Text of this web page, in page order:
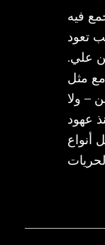
فيه
تعود
علي.
مثل
– ولا
عهود
أنواع
الحريات